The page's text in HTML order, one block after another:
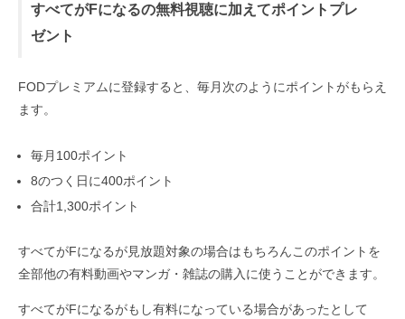
すべてがFになるの無料視聴に加えてポイントプレ
ゼント
FODプレミアムに登録すると、毎月次のようにポイントがもらえ
ます。
毎月100ポイント
8のつく日に400ポイント
合計1,300ポイント
すべてがFになるが見放題対象の場合はもちろんこのポイントを
全部他の有料動画やマンガ・雑誌の購入に使うことができます。
すべてがFになるがもし有料になっている場合があったとして